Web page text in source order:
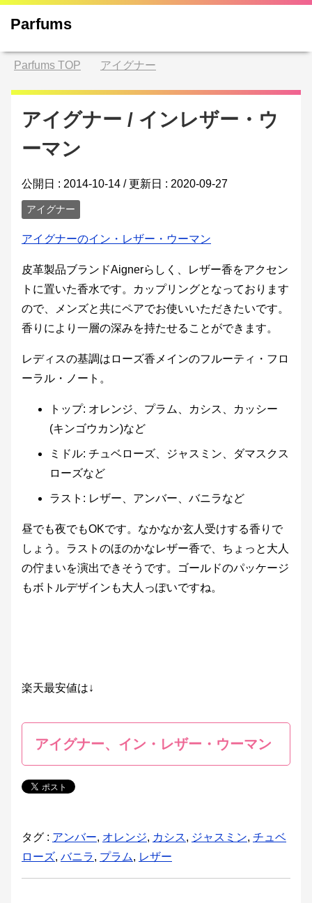
Parfums
Parfums TOP アイグナー
アイグナー / インレザー・ウ
ーマン
公開日 : 2014-10-14 / 更新日 : 2020-09-27
アイグナー
アイグナーのイン・レザー・ウーマン
皮革製品ブランドAignerらしく、レザー香をアクセン
トに置いた香水です。カップリングとなっております
ので、メンズと共にペアでお使いいただきたいです。
香りにより一層の深みを持たせることができます。
レディスの基調はローズ香メインのフルーティ・フロ
ーラル・ノート。
トップ: オレンジ、プラム、カシス、カッシー
(キンゴウカン)など
ミドル: チュベローズ、ジャスミン、ダマスクス
ローズなど
ラスト: レザー、アンバー、バニラなど
昼でも夜でもOKです。なかなか玄人受けする香りで
しょう。ラストのほのかなレザー香で、ちょっと大人
の佇まいを演出できそうです。ゴールドのパッケージ
もボトルデザインも大人っぽいですね。
楽天最安値は↓
アイグナー、イン・レザー・ウーマン
タグ : アンバー, オレンジ, カシス, ジャスミン, チュベ
ローズ, バニラ, プラム, レザー